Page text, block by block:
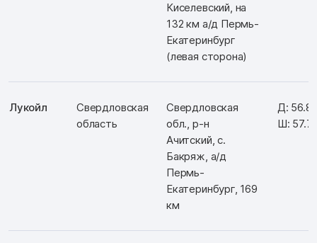
Киселевский, на
132 км а/д Пермь-
Екатеринбург
(левая сторона)
Лукойл
Свердловская
область
Свердловская
обл., р-н
Ачитский, с.
Бакряж, а/д
Пермь-
Екатеринбург, 169
км
Д:
Ш: